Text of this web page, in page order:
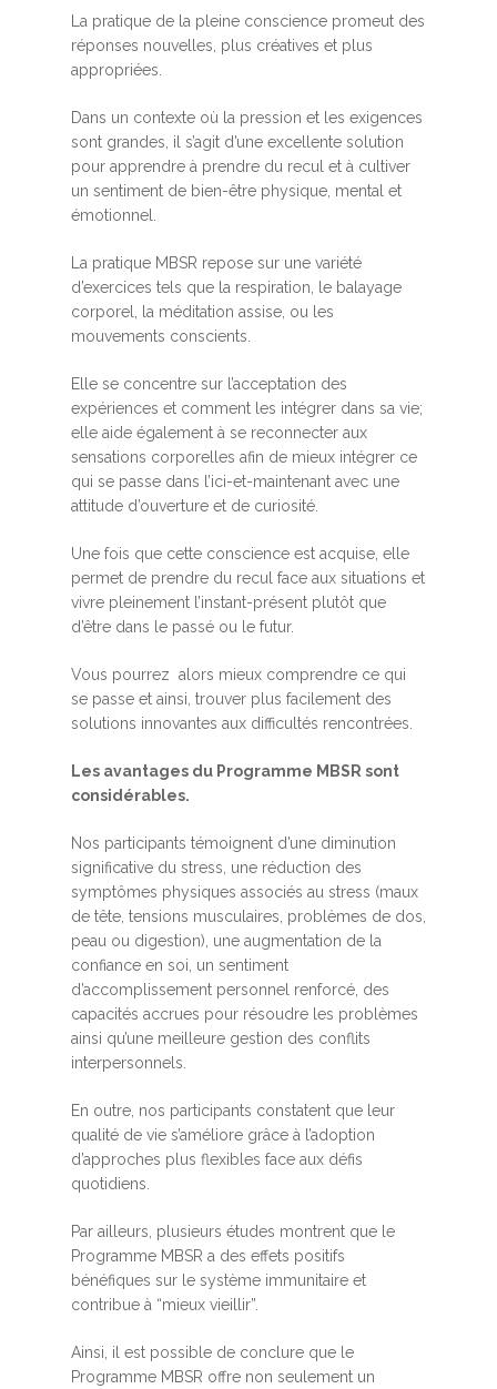
La pratique de la pleine conscience promeut des
réponses nouvelles, plus créatives et plus
appropriées.
Dans un contexte où la pression et les exigences
sont grandes, il s’agit d’une excellente solution
pour apprendre à prendre du recul et à cultiver
un sentiment de bien-être physique, mental et
émotionnel.
La pratique MBSR repose sur une variété
d’exercices tels que la respiration, le balayage
corporel, la méditation assise, ou les
mouvements conscients.
Elle se concentre sur l’acceptation des
expériences et comment les intégrer dans sa vie;
elle aide également à se reconnecter aux
sensations corporelles afin de mieux intégrer ce
qui se passe dans l’ici-et-maintenant avec une
attitude d’ouverture et de curiosité.
Une fois que cette conscience est acquise, elle
permet de prendre du recul face aux situations et
vivre pleinement l’instant-présent plutôt que
d’être dans le passé ou le futur.
Vous pourrez alors mieux comprendre ce qui
se passe et ainsi, trouver plus facilement des
solutions innovantes aux difficultés rencontrées.
Les avantages du Programme MBSR sont
considérables.
Nos participants témoignent d’une diminution
significative du stress, une réduction des
symptômes physiques associés au stress (maux
de tête, tensions musculaires, problèmes de dos,
peau ou digestion), une augmentation de la
confiance en soi, un sentiment
d’accomplissement personnel renforcé, des
capacités accrues pour résoudre les problèmes
ainsi qu’une meilleure gestion des conflits
interpersonnels.
En outre, nos participants constatent que leur
qualité de vie s’améliore grâce à l’adoption
d’approches plus flexibles face aux défis
quotidiens.
Par ailleurs, plusieurs études montrent que le
Programme MBSR a des effets positifs
bénéfiques sur le système immunitaire et
contribue à “mieux vieillir”.
Ainsi, il est possible de conclure que le
Programme MBSR offre non seulement un